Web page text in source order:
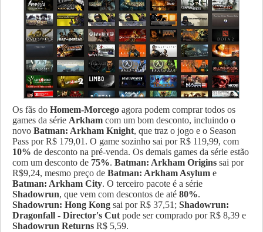
Os fãs do Homem-Morcego agora podem comprar todos os
games da série Arkham com um bom desconto, incluindo o
novo Batman: Arkham Knight, que traz o jogo e o Season
Pass por R$ 179,01. O game sozinho sai por R$ 119,99, com
10% de desconto na pré-venda. Os demais games da série estão
com um desconto de 75%. Batman: Arkham Origins sai por
R$9,24, mesmo preço de Batman: Arkham Asylum e
Batman: Arkham City. O terceiro pacote é a série
Shadowrun, que vem com descontos de até 80%.
Shadowrun: Hong Kong sai por R$ 37,51; Shadowrun:
Dragonfall - Director's Cutpode ser comprado por R$ 8,39 e
Shadowrun Returns R$ 5,59.